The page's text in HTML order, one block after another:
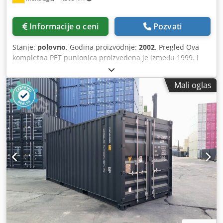
Informacije o ceni Pozvati
Stanje: polovno, Godina proizvodnje: 2002, Pregled Ova
kompletna PET punionica proizvedena je između 1999. i
2007. godine od strane kompanije Krones (Nemačka) i
drugih evropskih dobavljača. Trenutno je još uvek u
pogonu i koristi se za punjenje gazirane vode i limunada u
PET flaše zapremine 1,5 litara. Postrojenje ima proizvodni
kapacitet do 16.000 flaša na sat. Redovno je održavana i
nalazi se u dobrom stanju. Dostupnost: kraj avgusta 2025.
Tehnički podaci - Kapacitet: do 16.000 flaša na sat
(bazirano na PET flašama od 1,5L) - Formati: PET flaše od
1,5L (kratki grlić i zatvarač) - Materijal flaša: PET Djdpjwzvl
Sofx Anuekr - Tip punjača: Izobarički punjač - Godina
proizvodnje: između 1999. i 2007. (različite mašine) - Tip
zatvarača: kratki grlić - Tip etiketa: OPP (Contiroll) Obim
isporuke - 1 x mašina za izduvavanje CONTIFORM S16 |
Krones | 2002 | uključuje bunker za preforme i hladnjak -
Vazdušni transporteri od izduvavanja do etiketira i punilice
Mali oglas